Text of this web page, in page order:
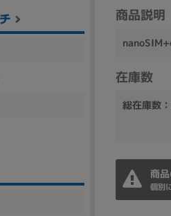
商品説明
在庫数
総在庫数
商
個別
新品 Aランク B